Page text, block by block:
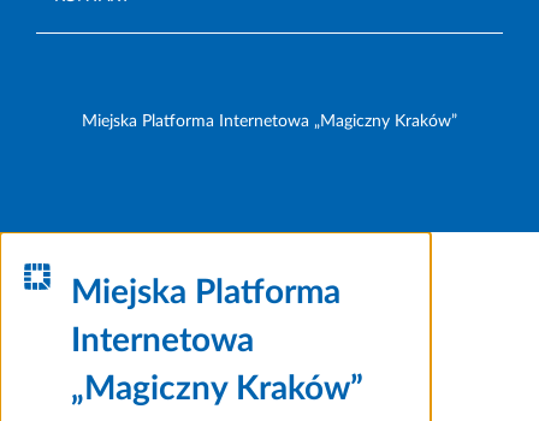
Miejska Platforma Internetowa „Magiczny Kraków”
Miejska Platforma
Internetowa
„Magiczny Kraków”